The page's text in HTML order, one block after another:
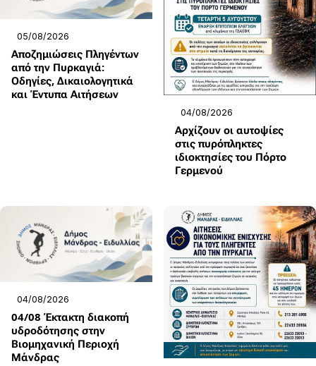
05/08/2026
Αποζημιώσεις Πληγέντων
από την Πυρκαγιά:
Οδηγίες, Δικαιολογητικά
και Έντυπα Αιτήσεων
04/08/2026
Αρχίζουν οι αυτοψίες
στις πυρόπληκτες
ιδιοκτησίες του Πόρτο
Γερμενού
04/08/2026
04/08 Έκτακτη διακοπή
υδροδότησης στην
Βιομηχανική Περιοχή
Μάνδρας